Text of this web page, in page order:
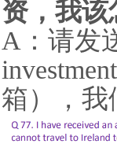
资，我该
A：请发
箱），我